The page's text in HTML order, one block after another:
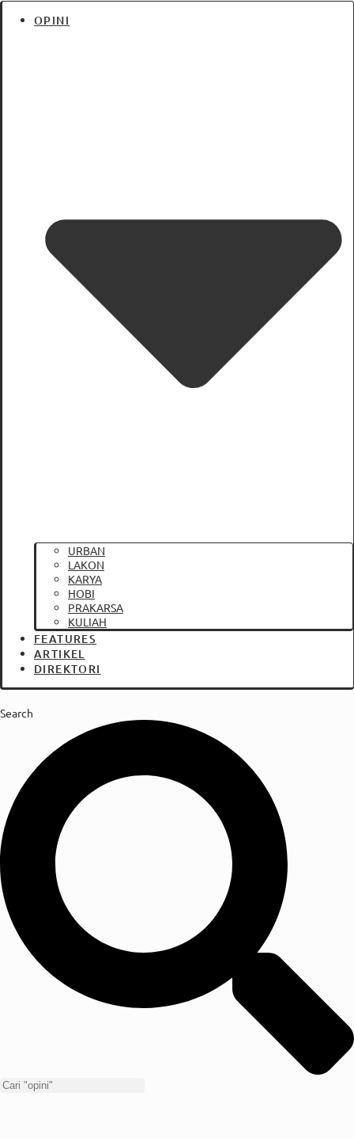
OPINI
URBAN
LAKON
KARYA
HOBI
PRAKARSA
KULIAH
FEATURES
ARTIKEL
DIREKTORI
Search